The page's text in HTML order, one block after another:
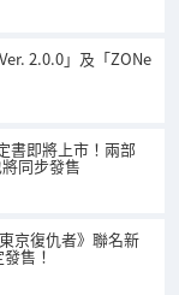
2.0.0」及「ZONe
書即將上市！兩部
同步發售
京復仇者》聯名新
售！